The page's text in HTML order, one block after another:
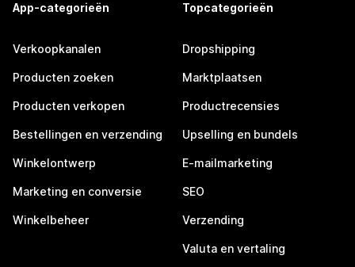
App-categorieën
Verkoopkanalen
Producten zoeken
Producten verkopen
Bestellingen en verzending
Winkelontwerp
Marketing en conversie
Winkelbeheer
Topcategorieën
Dropshipping
Marktplaatsen
Productrecensies
Upselling en bundels
E-mailmarketing
SEO
Verzending
Valuta en vertaling